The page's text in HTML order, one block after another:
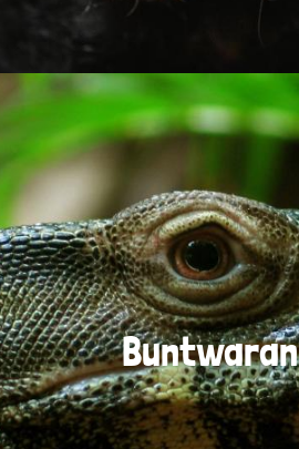
Buntwaran